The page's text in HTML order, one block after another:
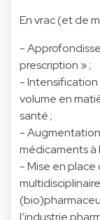
En vrac (et de
-
prescription » ;
- Intensification
volume en
santé ;
-
médicaments à
- Mise en
l’industrie